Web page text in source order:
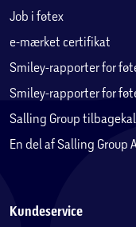
siden af sengen, og
Opbevaringsrummet
længden og 19 cm i
Job i føtex
e-mærket certifikat
Smiley-rapporter for
Smiley-rapporter for
Salling Group
En del af Salling Group
Kundeservice